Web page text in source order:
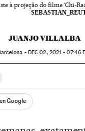
à projeção do filme ‘Chi-
JUANJO VILLALBA
- DEC 02, 2021 - 07:46
Facebook
en TwitterRedes Sociales
Google